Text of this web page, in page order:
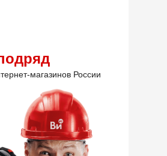
магазинов России